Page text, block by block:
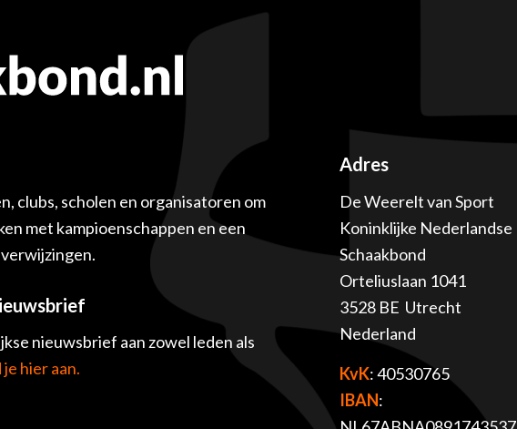
clubs, scholen en organisatoren om
met kampioenschappen en een
nieuwsbrief aan zowel leden als
hier aan.
Adres
De Weerelt van Sport
Koninklijke Nederlandse
Schaakbond
Orteliuslaan 1041
3528 BE Utrecht
Nederland
KvK: 40530765
IBAN: